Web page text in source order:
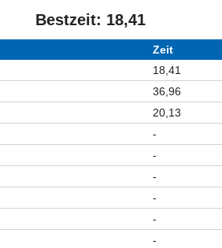
Bestzeit: 18,41
Zeit
18,41
36,96
20,13
-
-
-
-
-
-